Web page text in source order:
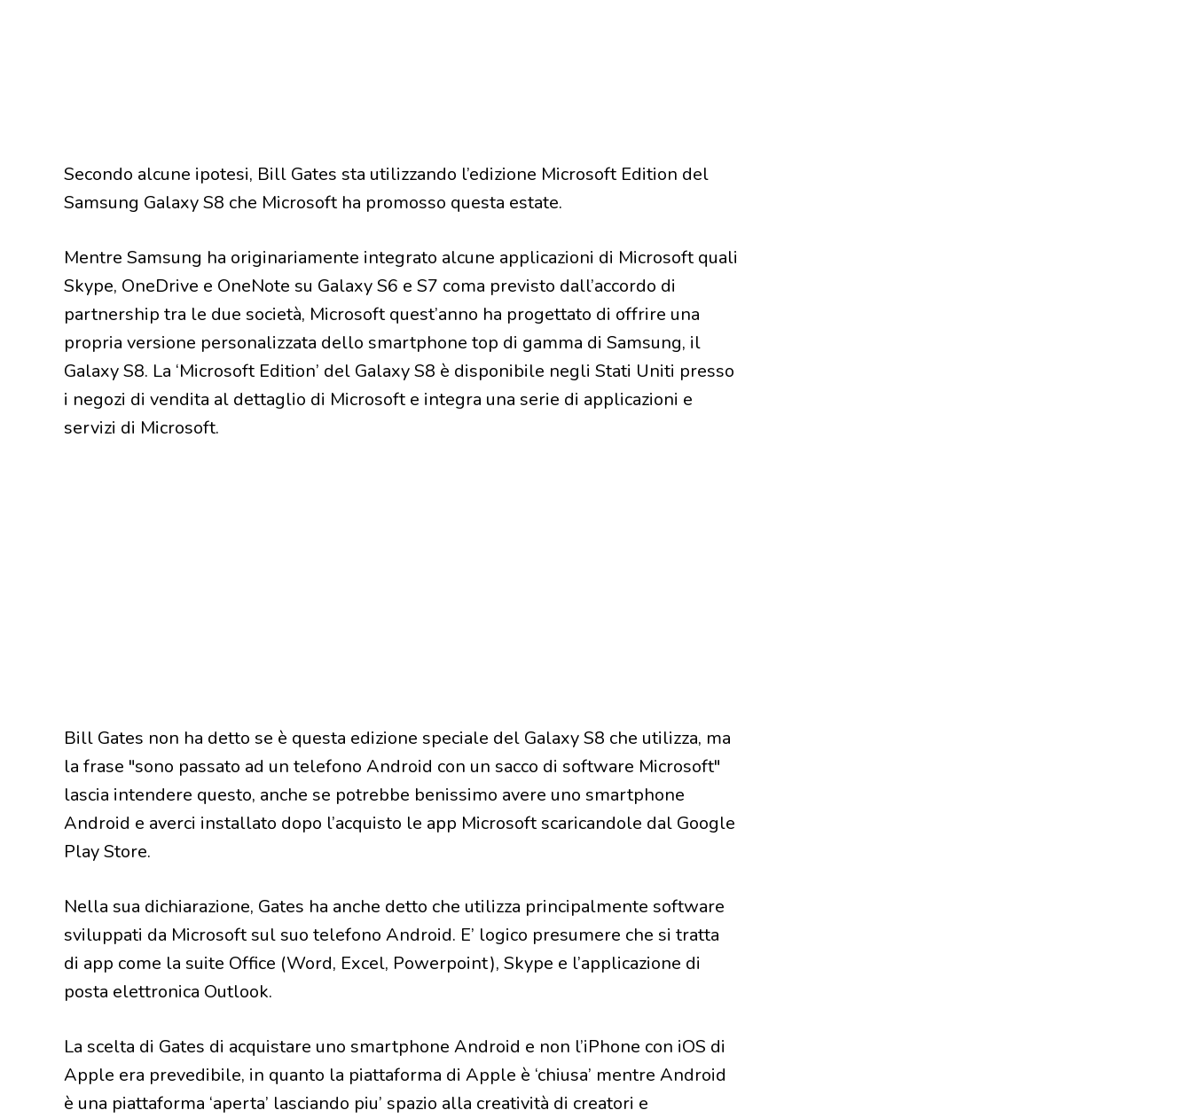
Secondo alcune ipotesi, Bill Gates sta utilizzando l’edizione Microsoft Edition del
Samsung Galaxy S8 che Microsoft ha promosso questa estate.
Mentre Samsung ha originariamente integrato alcune applicazioni di Microsoft quali
Skype, OneDrive e OneNote su Galaxy S6 e S7 coma previsto dall’accordo di
partnership tra le due società, Microsoft quest’anno ha progettato di offrire una
propria versione personalizzata dello smartphone top di gamma di Samsung, il
Galaxy S8. La ‘Microsoft Edition’ del Galaxy S8 è disponibile negli Stati Uniti presso
i negozi di vendita al dettaglio di Microsoft e integra una serie di applicazioni e
servizi di Microsoft.
Bill Gates non ha detto se è questa edizione speciale del Galaxy S8 che utilizza, ma
la frase "sono passato ad un telefono Android con un sacco di software Microsoft"
lascia intendere questo, anche se potrebbe benissimo avere uno smartphone
Android e averci installato dopo l’acquisto le app Microsoft scaricandole dal Google
Play Store.
Nella sua dichiarazione, Gates ha anche detto che utilizza principalmente software
sviluppati da Microsoft sul suo telefono Android. E’ logico presumere che si tratta
di app come la suite Office (Word, Excel, Powerpoint), Skype e l’applicazione di
posta elettronica Outlook.
La scelta di Gates di acquistare uno smartphone Android e non l’iPhone con iOS di
Apple era prevedibile, in quanto la piattaforma di Apple è ‘chiusa’ mentre Android
è una piattaforma ‘aperta’ lasciando piu’ spazio alla creatività di creatori e